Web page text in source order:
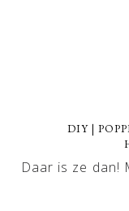
DIY |
Daar is ze dan!